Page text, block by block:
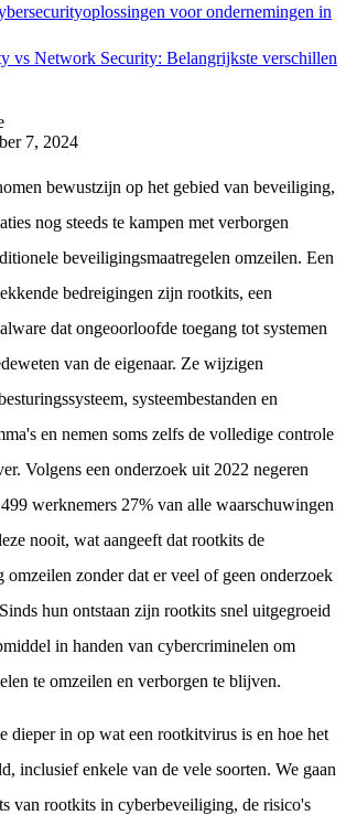
voor ondernemingen in
vs Network Security: Belangrijkste verschillen
7, 2024
bewustzijn op het gebied van beveiliging,
nog steeds te kampen met verborgen
beveiligingsmaatregelen omzeilen. Een
bedreigingen zijn rootkits, een
dat ongeoorloofde toegang tot systemen
van de eigenaar. Ze wijzigen
systeembestanden en
en nemen soms zelfs de volledige controle
Volgens een onderzoek uit 2022 negeren
werknemers 27% van alle waarschuwingen
nooit, wat aangeeft dat rootkits de
omzeilen zonder dat er veel of geen onderzoek
hun ontstaan zijn rootkits snel uitgegroeid
in handen van cybercriminelen om
te omzeilen en verborgen te blijven.
dieper in op wat een rootkitvirus is en hoe het
inclusief enkele van de vele soorten. We gaan
van rootkits in cyberbeveiliging, de risico's